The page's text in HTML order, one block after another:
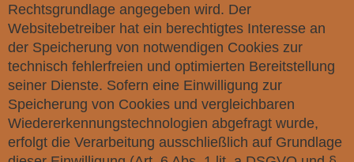
Rechtsgrundlage angegeben wird. Der
Websitebetreiber hat ein berechtigtes Interesse an
der Speicherung von notwendigen Cookies zur
technisch fehlerfreien und optimierten Bereitstellung
seiner Dienste. Sofern eine Einwilligung zur
Speicherung von Cookies und vergleichbaren
Wiedererkennungstechnologien abgefragt wurde,
erfolgt die Verarbeitung ausschließlich auf Grundlage